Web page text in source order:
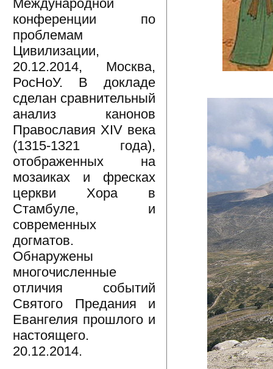
Международной
конференции по
проблемам
Цивилизации,
20.12.2014, Москва,
РосНоУ. В докладе
сделан сравнительный
анализ канонов
Православия XIV века
(1315-1321 года),
отображенных на
мозаиках и фресках
церкви Хора в
Стамбуле, и
современных
догматов.
Обнаружены
многочисленные
отличия событий
Святого Предания и
Евангелия прошлого и
настоящего.
20.12.2014.